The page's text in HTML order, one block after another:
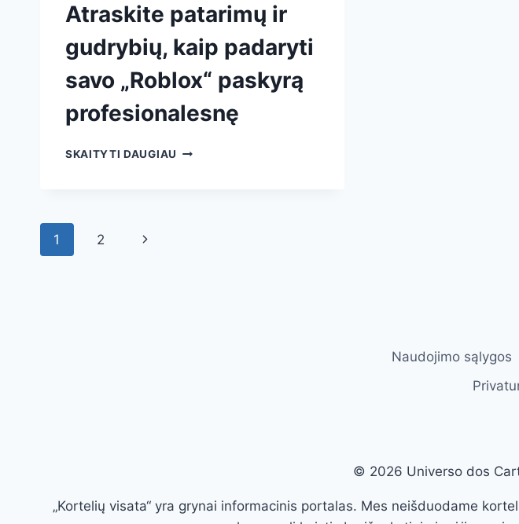
Atraskite patarimų ir
gudrybių, kaip padaryti
savo „Roblox“ paskyrą
profesionalesnę
SKAITYTI DAUGIAU
1 2
Naudojimo sąlygos
© 2026 Universo dos
„Kortelių visata“ yra grynai informacinis portalas. Mes neišduodame